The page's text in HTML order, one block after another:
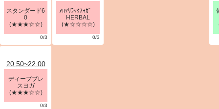
スタンダード6
0
(★★★☆☆)
0/3
ｱﾛﾏﾘﾗｯｸｽﾖｶﾞ
HERBAL
(★☆☆☆☆)
0/3
20:50~22:00
ディープブレ
スヨガ
(★★★☆☆)
0/3